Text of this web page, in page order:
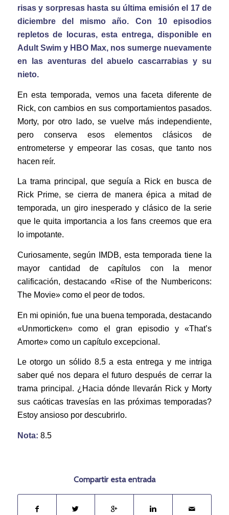
risas y sorpresas hasta su última emisión el 17 de
diciembre del mismo año. Con 10 episodios
repletos de locuras, esta entrega, disponible en
Adult Swim y HBO Max, nos sumerge nuevamente
en las aventuras del abuelo cascarrabias y su
nieto.
En esta temporada, vemos una faceta diferente de
Rick, con cambios en sus comportamientos pasados.
Morty, por otro lado, se vuelve más independiente,
pero conserva esos elementos clásicos de
entrometerse y empeorar las cosas, que tanto nos
hacen reír.
La trama principal, que seguía a Rick en busca de
Rick Prime, se cierra de manera épica a mitad de
temporada, un giro inesperado y clásico de la serie
que le quita importancia a los fans creemos que era
lo impotante.
Curiosamente, según IMDB, esta temporada tiene la
mayor cantidad de capítulos con la menor
calificación, destacando «Rise of the Numbericons:
The Movie» como el peor de todos.
En mi opinión, fue una buena temporada, destacando
«Unmorticken» como el gran episodio y «That’s
Amorte» como un capítulo excepcional.
Le otorgo un sólido 8.5 a esta entrega y me intriga
saber qué nos depara el futuro después de cerrar la
trama principal. ¿Hacia dónde llevarán Rick y Morty
sus caóticas travesías en las próximas temporadas?
Estoy ansioso por descubrirlo.
Nota: 8.5
Compartir esta entrada